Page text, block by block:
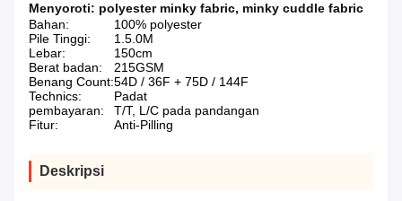
Menyoroti: polyester minky fabric, minky cuddle fabric
Bahan:
100% polyester
Pile Tinggi:
1.5.0M
Lebar:
150cm
Berat badan:
215GSM
Benang Count:54D / 36F + 75D / 144F
Technics:
Padat
pembayaran:
T/T, L/C pada pandangan
Fitur:
Anti-Pilling
Deskripsi